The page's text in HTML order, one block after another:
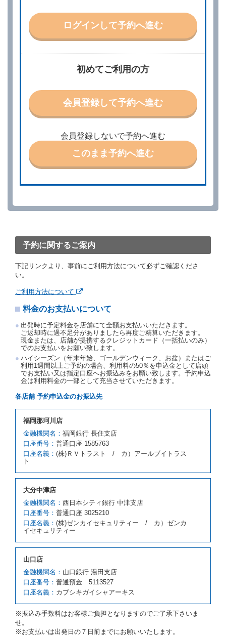
社は、電話連絡並びに電子メールによる予約に応じま
すが、予約内容と実際に相違があった場合でも当社は
責任を負わないものとします。
当社は、借受人から予約の申込みがあったときは、原
特に認める場合を除き、別に定める予約申込金を支払
第３条（予約の変更）
借受人は、前条第１項の借受条件を変更しようとする
ときは、あらかじめ当社の承諾を受けなければならな
第４条（予約の取消し等）
借受人は、別に定める方法により予約を取り消すこと
前２項の場合、借受人は、別に定めるところにより予
約申込金を借受人に返還するものとします。
当社の都合により、予約が取り消されたとき、又は貸
約申込金を返還するものとします。
渡契約が締結されなかったときは、予約は取り消され
たものとします。この場合、当社は受領済の予約申込
金を返還するものとします。
第５条（代替レンタカー）
当社は、借受人から予約のあった車種クラスのレンタ
カーを貸し渡すことができないときは、予約と異なる
車種クラスのレンタカー（以下「代替レンタカー」と
いいます。）の貸渡しを申し入れることができるもの
とします。
クラスを除き予約時と同一の借受条件でレンタカー提
お、代替レンタカーの貸渡料金が予約された車種クラ
スの貸渡料金より高くなるときは、予約した車種クラ
スの貸渡料金によるものとし、予約された車種クラス
の貸渡料金より低くなるときは、当該代替レンタカー
の車種クラスの貸渡料金によるものとします。
を拒絶し、予約を取り消すことができるものとしま
前項の場合、第１項の貸渡しをすることができない原
因が、当社の責に帰する事由によるときには第４条第
４項の予約の取消しとして取り扱い、当社は受領済の
予約申込金を返還するものとします。
第３項の場合、第１項の貸渡しをすることができない
第５項の予約の取消しとして取り扱い、当社は受領済
の予約申込金を返還するものとします。
第６条（免責）
当社及び借受人は、予約が取り消され、又は貸渡契約
が締結されなかったことについて、第４条及び第５条
に定める場合を除き、相互に何らの請求をしないもの
とします。
第３章／貸 渡 し
初めてご利用の方
会員登録して予約へ進む
会員登録しないで予約へ進む
このまま予約へ進む
ログインして予約へ進む
予約に関するご案内
下記リンクより、事前にご利用方法について必ずご確認くださ
い。
ご利用方法について
料金のお支払いについて
出発時に予定料金を店舗にて全額お支払いいただきます。
ご返却時に過不足分がありましたら再度ご精算いただきます。
現金または、店舗が提携するクレジットカード（一括払いのみ）
でのお支払いをお願い致します。
ハイシーズン（年末年始、ゴールデンウィーク、お盆）またはご
利用1週間以上ご予約の場合、利用料の50％を申込金として店頭
でお支払い又は指定口座へお振込みをお願い致します。予約申込
金は利用料金の一部として充当させていただきます。
各店舗 予約申込金のお振込先
福岡那珂川店
金融機関名： 福岡銀行 長住支店
口座番号： 普通口座 1585763
口座名義： (株)ＲＶトラスト / カ）アールブイトラス
ト
大分中津店
金融機関名： 西日本シティ銀行 中津支店
口座番号： 普通口座 3025210
口座名義： (株)ゼンカイセキュリティー / カ）ゼンカ
イセキュリティー
山口店
金融機関名： 山口銀行 湯田支店
口座番号： 普通預金 5113527
口座名義： カブシキガイシャアーキス
※振込み手数料はお客様ご負担となりますのでご了承下さいま
せ。
※お支払いは出発日の７日前までにお願いいたします。